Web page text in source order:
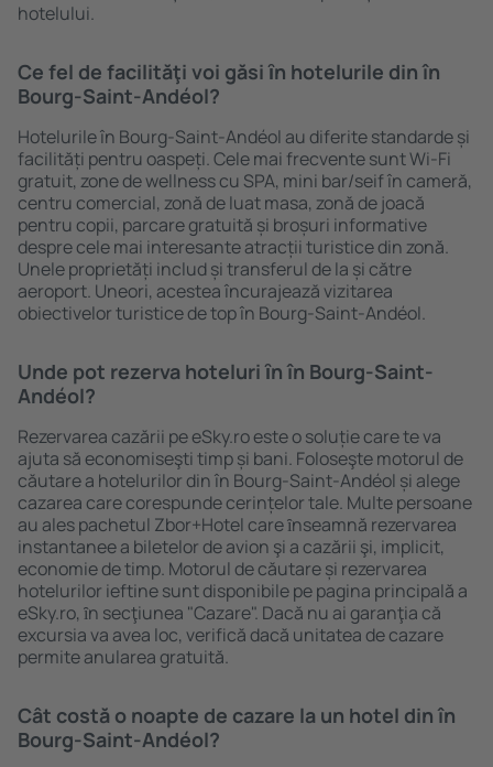
hotelului.
Ce fel de facilităţi voi găsi ȋn hotelurile din în
Bourg-Saint-Andéol?
Hotelurile în Bourg-Saint-Andéol au diferite standarde și
facilități pentru oaspeți. Cele mai frecvente sunt Wi-Fi
gratuit, zone de wellness cu SPA, mini bar/seif în cameră,
centru comercial, zonă de luat masa, zonă de joacă
pentru copii, parcare gratuită și broșuri informative
despre cele mai interesante atracții turistice din zonă.
Unele proprietăți includ și transferul de la și către
aeroport. Uneori, acestea încurajează vizitarea
obiectivelor turistice de top în Bourg-Saint-Andéol.
Unde pot rezerva hoteluri ȋn în Bourg-Saint-
Andéol?
Rezervarea cazării pe eSky.ro este o soluție care te va
ajuta să economiseşti timp și bani. Foloseşte motorul de
căutare a hotelurilor din în Bourg-Saint-Andéol și alege
cazarea care corespunde cerințelor tale. Multe persoane
au ales pachetul Zbor+Hotel care ȋnseamnă rezervarea
instantanee a biletelor de avion şi a cazării şi, implicit,
economie de timp. Motorul de căutare și rezervarea
hotelurilor ieftine sunt disponibile pe pagina principală a
eSky.ro, ȋn secţiunea "Cazare". Dacă nu ai garanţia că
excursia va avea loc, verifică dacă unitatea de cazare
permite anularea gratuită.
Cât costă o noapte de cazare la un hotel din în
Bourg-Saint-Andéol?